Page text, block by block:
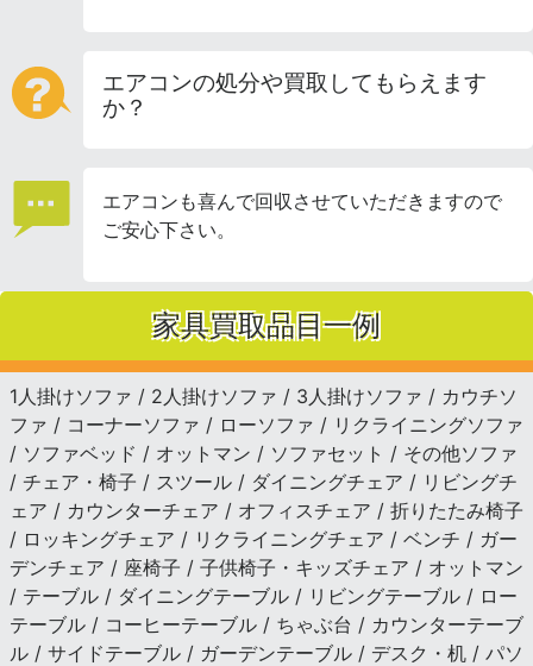
エアコンの処分や買取してもらえます
か？
エアコンも喜んで回収させていただきますので
ご安心下さい。
家具買取品目一例
1人掛けソファ / 2人掛けソファ / 3人掛けソファ / カウチソ
ファ / コーナーソファ / ローソファ / リクライニングソファ
/ ソファベッド / オットマン / ソファセット / その他ソファ
/ チェア・椅子 / スツール / ダイニングチェア / リビングチ
ェア / カウンターチェア / オフィスチェア / 折りたたみ椅子
/ ロッキングチェア / リクライニングチェア / ベンチ / ガー
デンチェア / 座椅子 / 子供椅子・キッズチェア / オットマン
/ テーブル / ダイニングテーブル / リビングテーブル / ロー
テーブル / コーヒーテーブル / ちゃぶ台 / カウンターテーブ
ル / サイドテーブル / ガーデンテーブル / デスク・机 / パソ